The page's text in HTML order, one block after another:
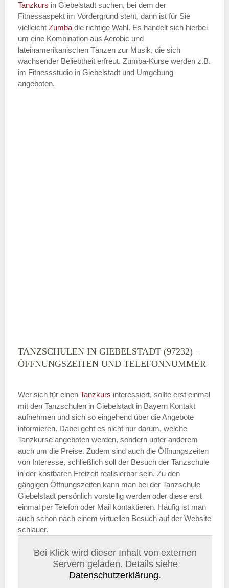
Tanzkurs in Giebelstadt suchen, bei dem der
Fitnessaspekt im Vordergrund steht, dann ist für Sie
vielleicht Zumba die richtige Wahl. Es handelt sich hierbei
um eine Kombination aus Aerobic und
lateinamerikanischen Tänzen zur Musik, die sich
wachsender Beliebtheit erfreut. Zumba-Kurse werden z.B.
im Fitnessstudio in Giebelstadt und Umgebung
angeboten.
TANZSCHULEN IN GIEBELSTADT (97232) –
ÖFFNUNGSZEITEN UND TELEFONNUMMER
Wer sich für einen Tanzkurs interessiert, sollte erst einmal
mit den Tanzschulen in Giebelstadt in Bayern Kontakt
aufnehmen und sich so eingehend über die Angebote
informieren. Dabei geht es nicht nur darum, welche
Tanzkurse angeboten werden, sondern unter anderem
auch um die Preise. Zudem sind auch die Öffnungszeiten
von Interesse, schließlich soll der Besuch der Tanzschule
in der kostbaren Freizeit realisierbar sein. Zu den
gängigen Öffnungszeiten kann man bei der Tanzschule
Giebelstadt persönlich vorstellig werden oder diese erst
einmal per Telefon oder Mail kontaktieren. Häufig ist man
auch schon nach einem virtuellen Besuch auf der Website
schlauer.
Bei Klick wird dieser Inhalt von externen
Servern geladen. Details siehe
Datenschutzerklärung.